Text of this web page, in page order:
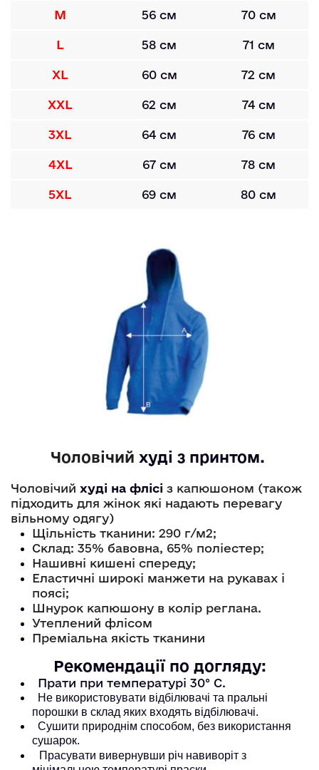
M 56 см 70 см
L 58 см 71 см
XL 60 см 72 см
XXL 62 см 74 см
3XL 64 см 76 см
4XL 67 см 78 см
5XL 69 см 80 см
Чоловічий худі з принтом.
Чоловічий худі на флісі з капюшоном (також
підходить для жінок які надають перевагу
вільному одягу)
Щільність тканини: 290 г/м2;
Склад: 35% бавовна, 65% поліестер;
Нашивні кишені спереду;
Еластичні широкі манжети на рукавах і
поясі;
Шнурок капюшону в колір реглана.
Утеплений флісом
Преміальна якість тканини
Рекомендації по догляду:
Прати при температурі 30° С.
Не використовувати відбілювачі та пральні
порошки в склад яких входять відбілювачі.
Сушити природнім способом, без використання
сушарок.
Прасувати вивернувши річ навиворіт з